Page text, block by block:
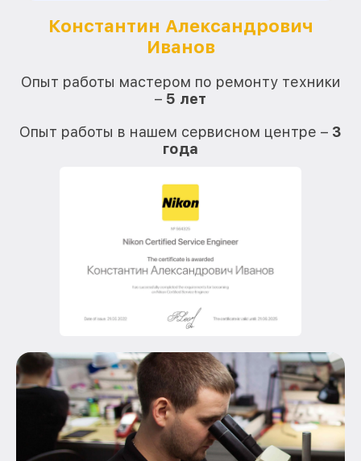
Константин Александрович
Иванов
Опыт работы мастером по ремонту техники
– 5 лет
Опыт работы в нашем сервисном центре – 3
года